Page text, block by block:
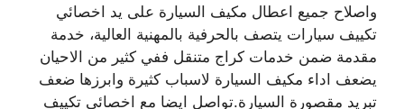
واصلاح جميع اعطال مكيف السيارة على يد اخصائي
تكييف سيارات يتصف بالحرفية بالمهنية العالية، خدمة
مقدمة ضمن خدمات كراج متنقل ففي كثير من الاحيان
يضعف اداء مكيف السيارة لاسباب كثيرة وابرزها ضعف
تبريد مقصورة السيارة.تواصل ايضا مع اخصائي تكييف